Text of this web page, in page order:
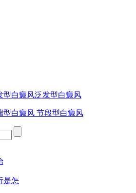
型白癜风泛发型白癜风
型白癜风 节段型白癜风
是怎